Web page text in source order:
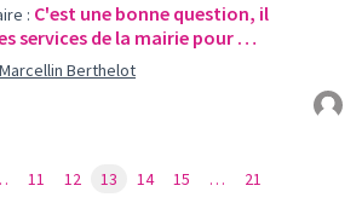
: C'est une bonne question, il
services de la mairie pour …
Berthelot
11 12 13 14 15 … 21